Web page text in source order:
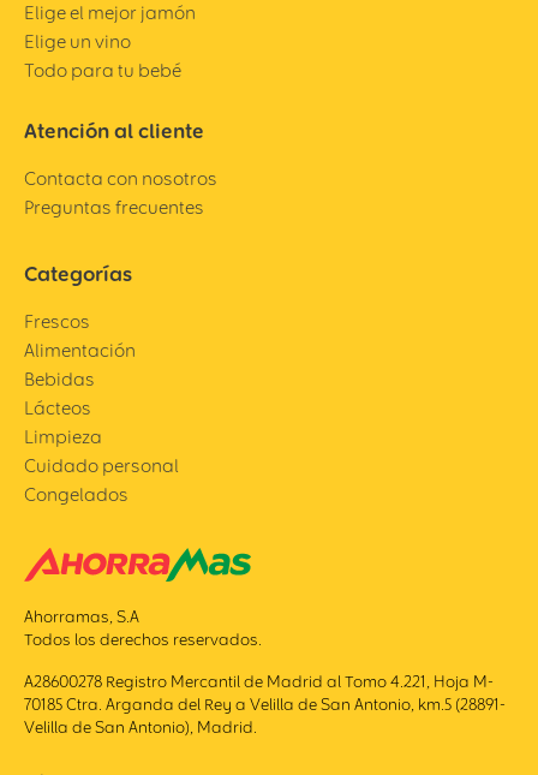
Elige el mejor jamón
Elige un vino
Todo para tu bebé
Atención al cliente
Contacta con nosotros
Preguntas frecuentes
Categorías
Frescos
Alimentación
Bebidas
Lácteos
Limpieza
Cuidado personal
Congelados
Ahorramas, S.A
Todos los derechos reservados.
A28600278 Registro Mercantil de Madrid al Tomo 4.221, Hoja M-
70185 Ctra. Arganda del Rey a Velilla de San Antonio, km.5 (28891-
Velilla de San Antonio), Madrid.